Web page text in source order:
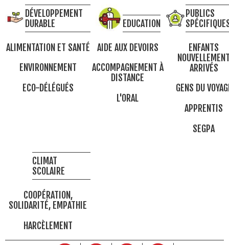
DÉVELOPPEMENT
DURABLE
ALIMENTATION ET SANTÉ
ENVIRONNEMENT
ECO-DÉLÉGUÉS
EDUCATION
AIDE AUX DEVOIRS
ACCOMPAGNEMENT À
DISTANCE
L'ORAL
PUBLICS
ENFANTS
ARRIVÉS
GENS DU
APPRENTIS
SEGPA
CLIMAT
SCOLAIRE
COOPÉRATION,
SOLIDARITÉ, EMPATHIE
HARCÈLEMENT